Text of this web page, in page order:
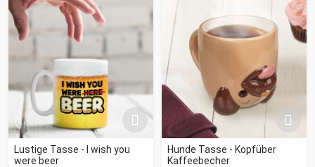
Lustige Tasse - I wish you
were beer
Hunde Tasse - Kopfüber
Kaffeebecher